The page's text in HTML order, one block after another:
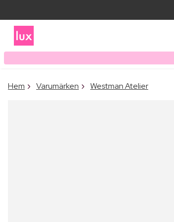
Hem Varumärken Westman Atelier